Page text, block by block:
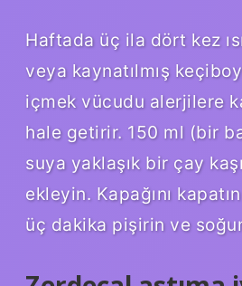
Haftada üç ila dört kez
veya kaynatılmış
içmek vücudu alerjilere
hale getirir. 150 ml (bir
suya yaklaşık bir çay
ekleyin. Kapağını
üç dakika pişirin ve